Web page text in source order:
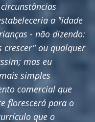
a "idade
- não dizendo:
crescer" ou qualquer
mas eu
simples
comercial que
florescerá para o
que o